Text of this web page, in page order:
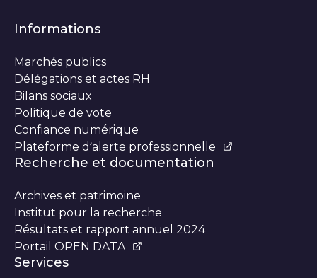
Informations
Marchés publics
Délégations et actes RH
Bilans sociaux
Politique de vote
Confiance numérique
Plateforme d’alerte professionnelle
Recherche et documentation
Archives et patrimoine
Institut pour la recherche
Résultats et rapport annuel 2024
Portail OPEN DATA
Services